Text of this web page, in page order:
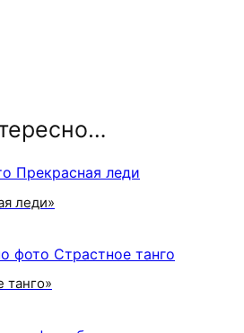
леди»
танго»